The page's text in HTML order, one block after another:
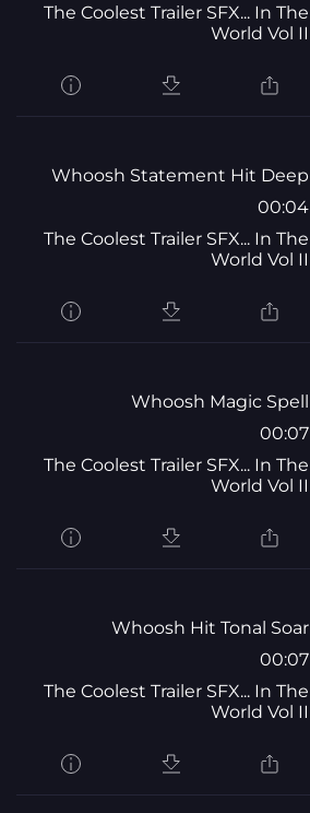
The Coolest Trailer SFX... In The
World Vol II
Whoosh Statement Hit Deep
00:04
The Coolest Trailer SFX... In The
World Vol II
Whoosh Magic Spell
00:07
The Coolest Trailer SFX... In The
World Vol II
Whoosh Hit Tonal Soar
00:07
The Coolest Trailer SFX... In The
World Vol II